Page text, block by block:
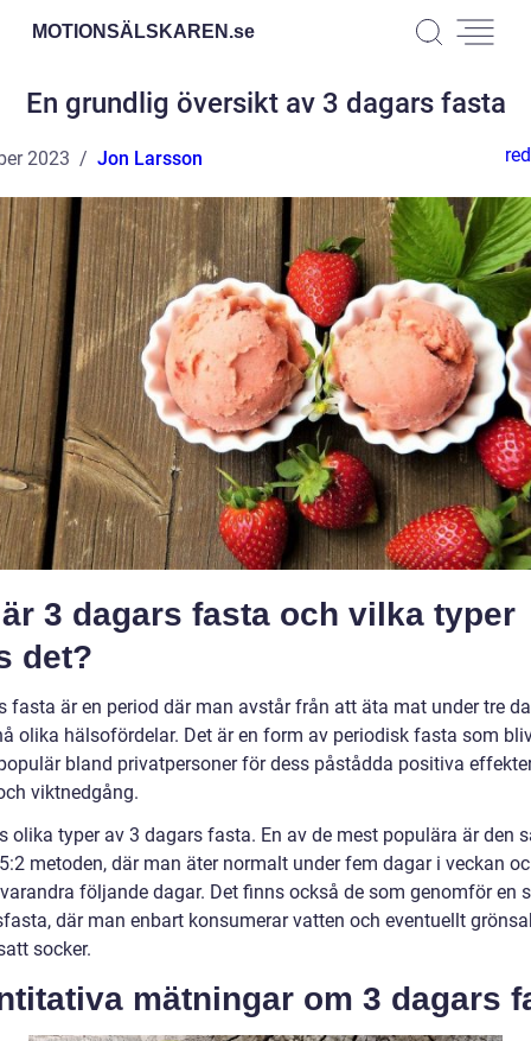
MOTIONSÄLSKAREN.se
En grundlig översikt av 3 dagars fasta
2023 Jon Larsson
3 dagars fasta och vilka typer
det?
fasta är en period där man avstår från att äta mat under tre
olika hälsofördelar. Det är en form av periodisk fasta som
bland privatpersoner för dess påstådda positiva
viktnedgång.
olika typer av 3 dagars fasta. En av de mest populära är den
metoden, där man äter normalt under fem dagar i veckan
följande dagar. Det finns också de som genomför en
där man enbart konsumerar vatten och eventuellt
socker.
mätningar om 3 dagars